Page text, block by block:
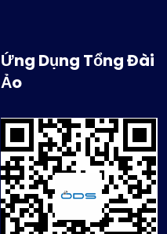
Ứng Dụng Tổng Đài
Ảo